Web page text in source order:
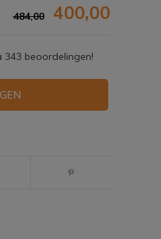
484,00 400,00
343 beoordelingen!